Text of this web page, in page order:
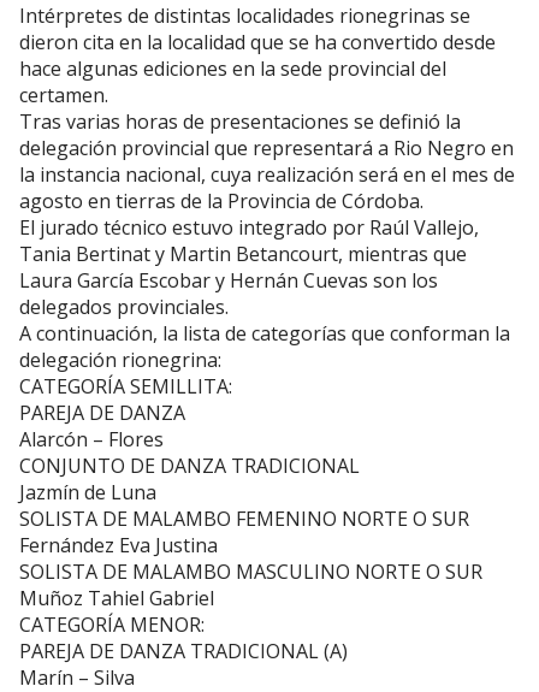
Intérpretes de distintas localidades rionegrinas se
dieron cita en la localidad que se ha convertido desde
hace algunas ediciones en la sede provincial del
certamen.
Tras varias horas de presentaciones se definió la
delegación provincial que representará a Rio Negro en
la instancia nacional, cuya realización será en el mes de
agosto en tierras de la Provincia de Córdoba.
El jurado técnico estuvo integrado por Raúl Vallejo,
Tania Bertinat y Martin Betancourt, mientras que
Laura García Escobar y Hernán Cuevas son los
delegados provinciales.
A continuación, la lista de categorías que conforman la
delegación rionegrina:
CATEGORÍA SEMILLITA:
PAREJA DE DANZA
Alarcón – Flores
CONJUNTO DE DANZA TRADICIONAL
Jazmín de Luna
SOLISTA DE MALAMBO FEMENINO NORTE O SUR
Fernández Eva Justina
SOLISTA DE MALAMBO MASCULINO NORTE O SUR
Muñoz Tahiel Gabriel
CATEGORÍA MENOR:
PAREJA DE DANZA TRADICIONAL (A)
Marín – Silva